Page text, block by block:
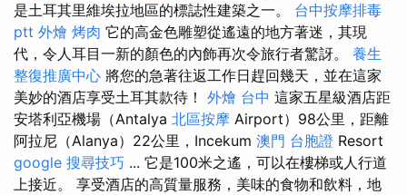
是土耳其里維埃拉地區的標誌性建築之一。 台中按摩排毒
ptt 外燴 烤肉 它的高金色雕塑從遙遠的地方著迷，其現
代，令人耳目一新的顏色的內飾再次令旅行者驚訝。 養生
整復推廣中心 將您的急著往返工作日趕回幾天，並在這家
美妙的酒店享受土耳其款待！ 外燴 台中 這家五星級酒店距
安塔利亞機場（Antalya 北區按摩 Airport）98公里，距離
阿拉尼（Alanya）22公里，Incekum 澳門 台胞證 Resort
google 搜尋技巧 ... 它是100米之遙，可以在樓梯或人行道
上接近。 享受酒店的高質量服務，美味的食物和飲料，地